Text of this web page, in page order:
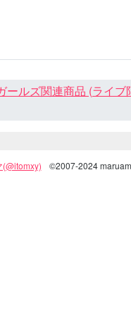
ルズ関連商品 (ライ
(@itomxy) ©2007-2024